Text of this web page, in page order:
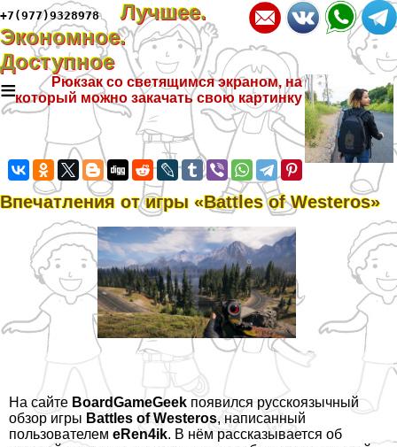
+7(977)9328978
Лучшее.
Экономное.
Доступное
≡
Рюкзак со светящимся экраном, на
который можно закачать свою картинку
Впечатления от игры «Battles of Westeros»
На сайте BoardGameGeek появился русскоязычный
обзор игры Battles of Westeros, написанный
пользователем eRen4ik. В нём рассказывается об